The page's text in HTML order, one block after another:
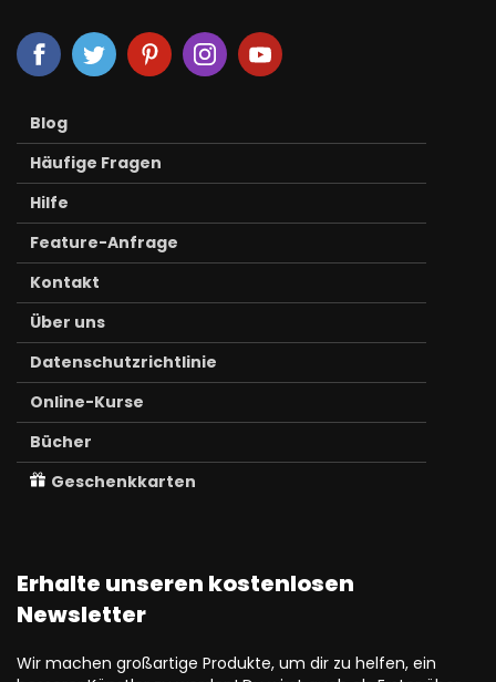
Blog
Häufige Fragen
Hilfe
Feature-Anfrage
Kontakt
Über uns
Datenschutzrichtlinie
Online-Kurse
Bücher
Geschenkkarten
Erhalte unseren kostenlosen
Newsletter
Wir machen großartige Produkte, um dir zu helfen, ein